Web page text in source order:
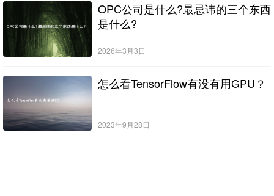
OPC公司是什么?最忌讳的三个东西
是什么?
2026年3月3日
怎么看TensorFlow有没有用GPU？
2023年9月28日